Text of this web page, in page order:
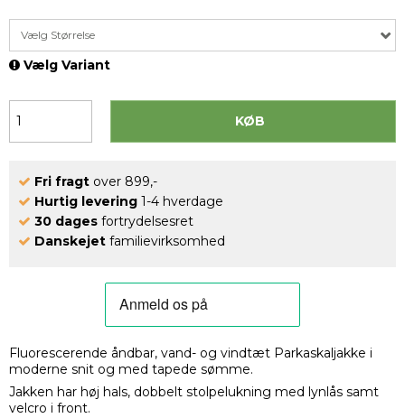
Vælg Størrelse
Vælg Variant
KØB
Fri fragt over 899,-
Hurtig levering 1-4 hverdage
30 dages fortrydelsesret
Danskejet familievirksomhed
Fluorescerende åndbar, vand- og vindtæt Parkaskaljakke i
moderne snit og med tapede sømme.
Jakken har høj hals, dobbelt stolpelukning med lynlås samt
velcro i front.